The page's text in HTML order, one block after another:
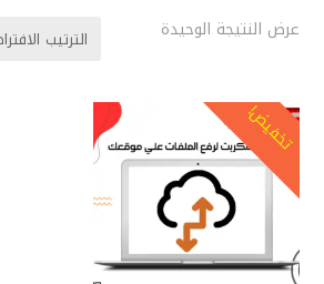
عرض النتيجة الوحيدة
تخفيض!